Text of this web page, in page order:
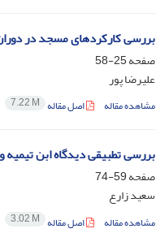
بررسی کارکردهای مسجد در
صفحه25-58
علیرضا پور
مشاهده مقاله اصل مقاله 7.22 M
بررسی تطبیقی دیدگاه ابن
صفحه59-74
سعید زارع
مشاهده مقاله اصل مقاله 3.02 M